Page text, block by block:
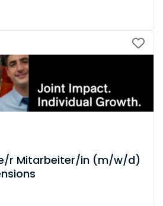
r Mitarbeiter/in (m/w/d)